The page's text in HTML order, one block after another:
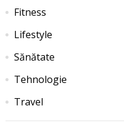
Fitness
Lifestyle
Sănătate
Tehnologie
Travel